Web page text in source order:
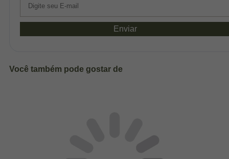
Enviar
Você também pode gostar de